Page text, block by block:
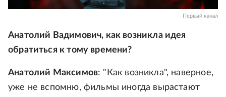
Первый канал
Анатолий Вадимович, как возникла идея
обратиться к тому времени?
Анатолий Максимов: "Как возникла", наверное,
уже не вспомню, фильмы иногда вырастают